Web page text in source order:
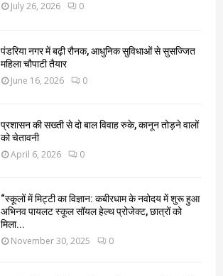
July 26, 2026 0
पंडरिया नगर में बढ़ी रौनक, आधुनिक सुविधाओं से सुसज्जित
महिला चौपाटी तैयार
June 16, 2026 0
प्रशासन की सख्ती से दो बाल विवाह रुके, कानून तोड़ने वालों
को चेतावनी
April 6, 2026 0
“स्कूलों में मिट्टी का विज्ञान: कबीरधाम के नवोदय में शुरू हुआ
अभिनव पायलट स्कूल सॉयल हेल्थ प्रोजेक्ट, छात्रों को
मिला...
November 30, 2025 0